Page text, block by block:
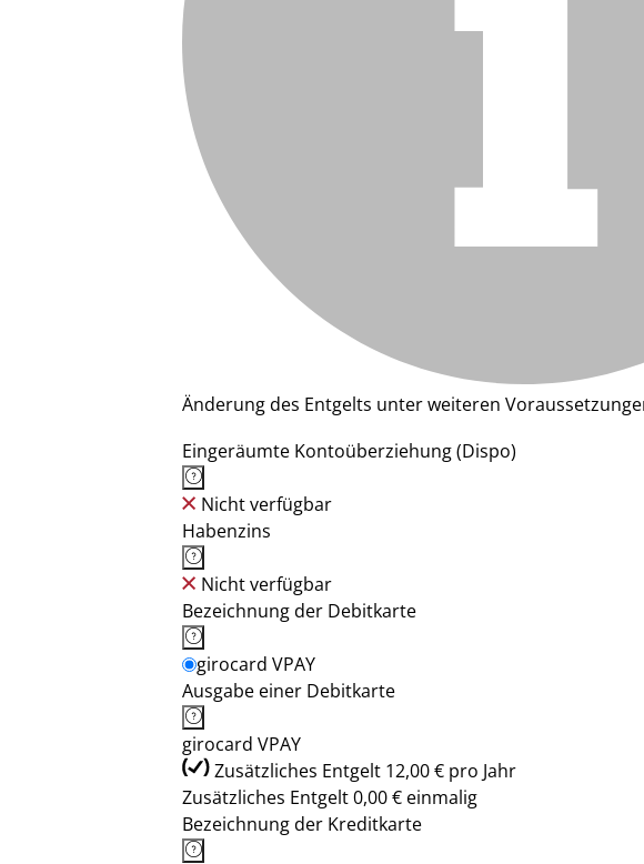
Änderung des Entgelts unter weiteren
Eingeräumte Kontoüberziehung (Dispo)
Nicht verfügbar
Habenzins
Nicht verfügbar
Bezeichnung der Debitkarte
girocard VPAY
Ausgabe einer Debitkarte
girocard VPAY
Zusätzliches Entgelt 12,00 € pro Jahr
Zusätzliches Entgelt 0,00 € einmalig
Bezeichnung der Kreditkarte